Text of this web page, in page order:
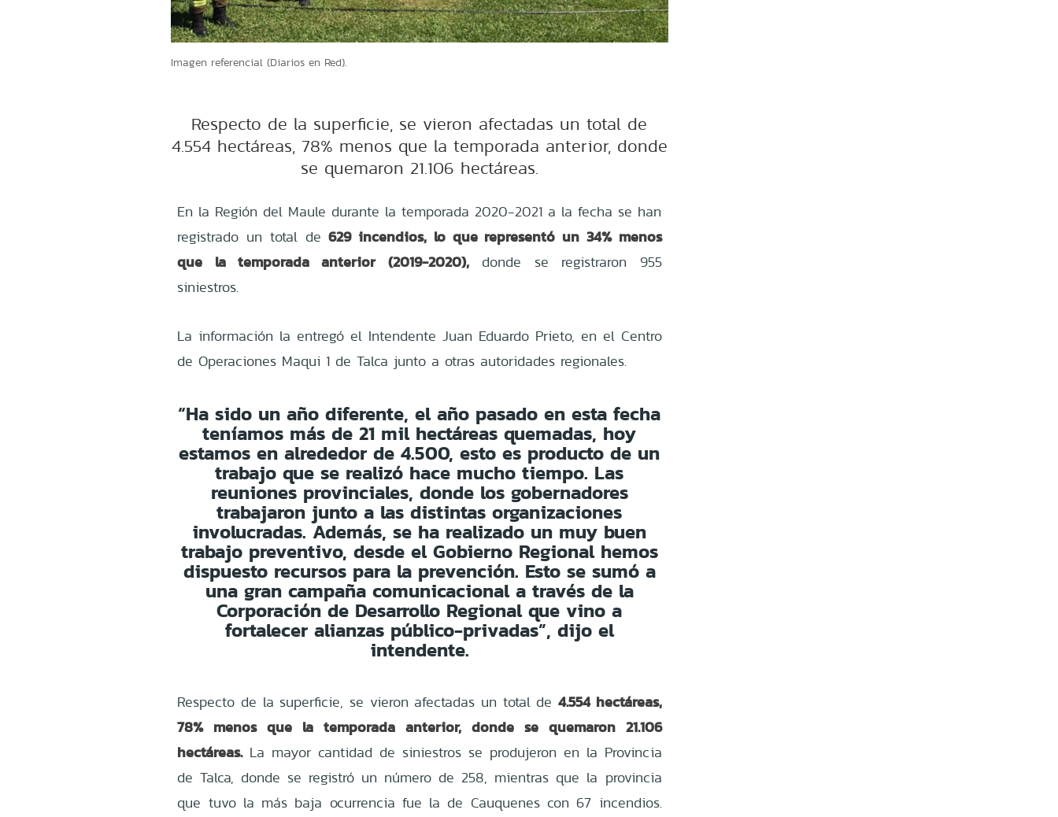
Imagen referencial (Diarios en Red).
Respecto de la superficie, se vieron afectadas un total de
4.554 hectáreas, 78% menos que la temporada anterior, donde
se quemaron 21.106 hectáreas.
En la Región del Maule durante la temporada 2020-2021 a la fecha se han
registrado un total de629 incendios, lo que representó un 34% menos
que la temporada anterior (2019-2020),donde se registraron 955
siniestros.
La información la entregó el Intendente Juan Eduardo Prieto, en el Centro
de Operaciones Maqui 1 de Talca junto a otras autoridades regionales.
“Ha sido un año diferente, el año pasado en esta fecha
teníamos más de 21 mil hectáreas quemadas, hoy
estamos en alrededor de 4.500, esto es producto de un
trabajo que se realizó hace mucho tiempo. Las
reuniones provinciales, donde los gobernadores
trabajaron junto a las distintas organizaciones
involucradas. Además, se ha realizado un muy buen
trabajo preventivo, desde el Gobierno Regional hemos
dispuesto recursos para la prevención. Esto se sumó a
una gran campaña comunicacional a través de la
Corporación de Desarrollo Regional que vino a
fortalecer alianzas público-privadas”, dijo el
intendente.
Respecto de la superficie, se vieron afectadas un total de 4.554 hectáreas,
78% menos que la temporada anterior, donde se quemaron 21.106
hectáreas.La mayor cantidad de siniestros se produjeron en la Provincia
de Talca, donde se registró un número de 258, mientras que la provincia
que tuvo la más baja ocurrencia fue la de Cauquenes con 67 incendios.